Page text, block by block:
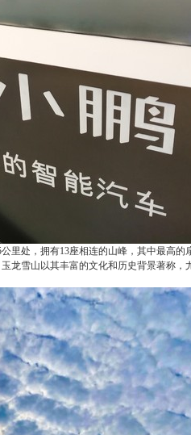
里处，拥有13座相连的山峰，其中最高的
龙雪山以其丰富的文化和历史背景著称，